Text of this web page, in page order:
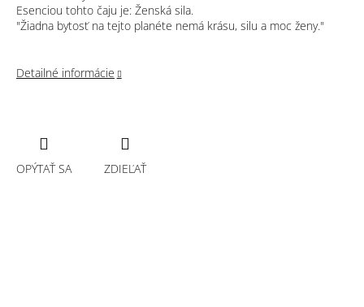
Esenciou tohto čaju je: Ženská sila.
"Žiadna bytosť na tejto planéte nemá krásu, silu a moc ženy."
Detailné informácie
OPÝTAŤ SA ZDIEĽAŤ